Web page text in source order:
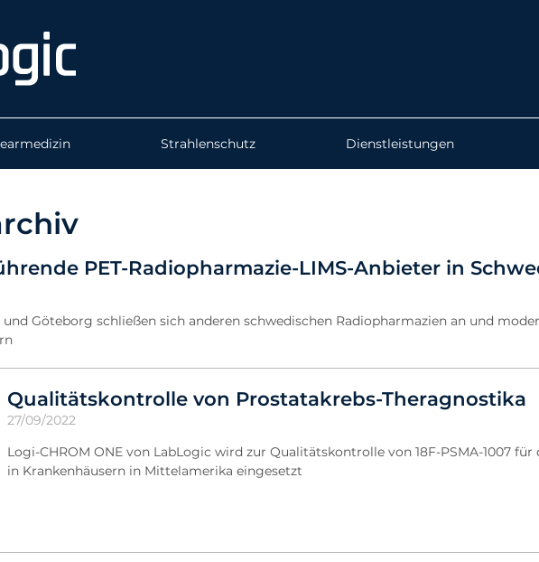
Strahlenschutz Dienstleistungen
PET-Radiopharmazie-LIMS-Anbieter in
Göteborg schließen sich anderen schwedischen Radiopharmazien an und
Qualitätskontrolle von Prostatakrebs-Theragnostika
27/09/2022
Logi-CHROM ONE von LabLogic wird zur Qualitätskontrolle von 18F-PSMA-1007 für
in Krankenhäusern in Mittelamerika eingesetzt